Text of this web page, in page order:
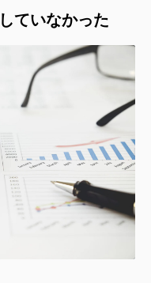
ていなかった